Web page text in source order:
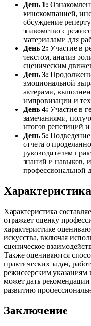
День 1:
кинокомпанией,
обсуждение
знакомство с
материалами для
День 2: Участие в
текстом, анализ
сценическим
День 3:
эмоциональной
актерами,
импровизации и
День 4: Участие в
замечаниями,
итогов репетиций и
День 5: Подведение
отчета о
руководителем
знаний и навыков,
профессиональной
Характеристика
Характеристика
отражает оценку
характеристике
искусства, включая
сценическое
Также оцениваются
практических задач,
режиссерским указаниям
может дать
развитию
Заключение